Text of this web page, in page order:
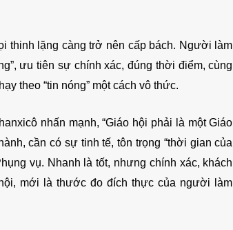
thinh lặng càng trở nên cấp bách. Người làm
ưu tiên sự chính xác, đúng thời điểm, cùng
theo “tin nóng” một cách vô thức.
nhấn mạnh, “Giáo hội phải là một Giáo
cần có sự tinh tế, tôn trọng “thời gian của
vụ. Nhanh là tốt, nhưng chính xác, khách
mới là thước đo đích thực của người làm